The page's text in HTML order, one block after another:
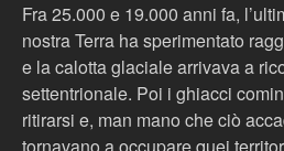
Fra 25.000 e 19.000 anni fa,
nostra Terra ha sperimentato
e la calotta glaciale arrivava a
settentrionale. Poi i ghiacci
ritirarsi e, man mano che ciò